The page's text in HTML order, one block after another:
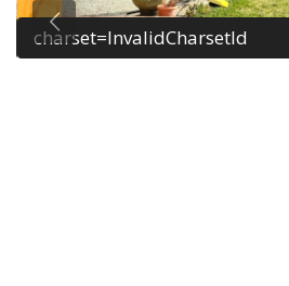
charset=InvalidCharsetId